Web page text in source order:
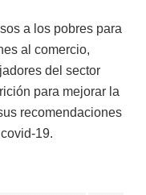
a los pobres para
al comercio,
del sector
para mejorar la
recomendaciones
19.